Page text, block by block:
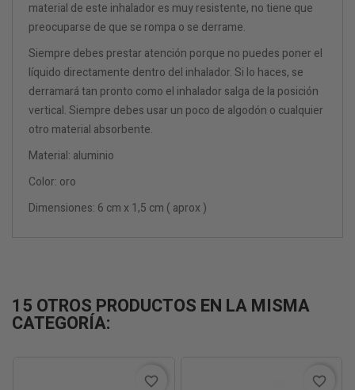
material de este inhalador es muy resistente, no tiene que
preocuparse de que se rompa o se derrame.
Siempre debes prestar atención porque no puedes poner el
líquido directamente dentro del inhalador. Si lo haces, se
derramará tan pronto como el inhalador salga de la posición
vertical. Siempre debes usar un poco de algodón o cualquier
otro material absorbente.
Material: aluminio
Color: oro
Dimensiones: 6 cm x 1,5 cm ( aprox )
15 OTROS PRODUCTOS EN LA MISMA
CATEGORÍA:
favorite_border favorite_border